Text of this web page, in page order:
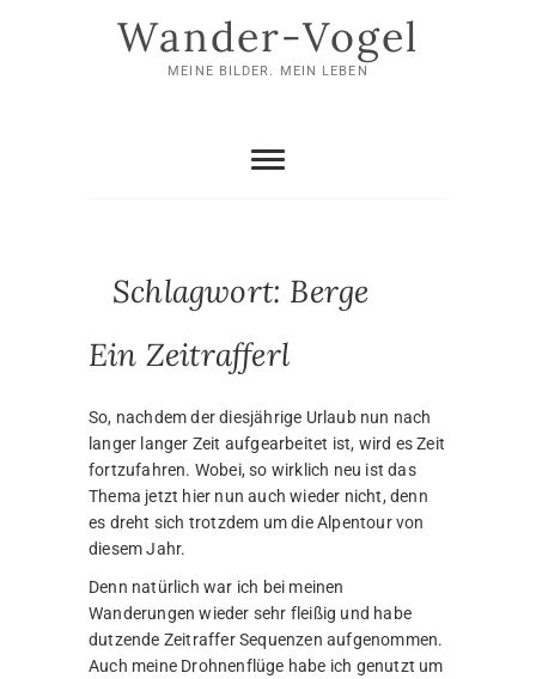
Wander-Vogel
MEINE BILDER. MEIN LEBEN
Schlagwort: Berge
Ein Zeitrafferl
So, nachdem der diesjährige Urlaub nun nach
langer langer Zeit aufgearbeitet ist, wird es Zeit
fortzufahren. Wobei, so wirklich neu ist das
Thema jetzt hier nun auch wieder nicht, denn
es dreht sich trotzdem um die Alpentour von
diesem Jahr.
Denn natürlich war ich bei meinen
Wanderungen wieder sehr fleißig und habe
dutzende Zeitraffer Sequenzen aufgenommen.
Auch meine Drohnenflüge habe ich genutzt um